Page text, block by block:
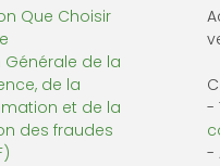
Que Choisir
Générale de la
de la
et de la
des fraudes
-
-